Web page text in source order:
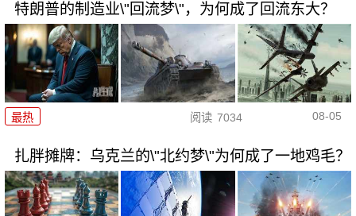
特朗普的制造业\"回流梦\"，为何成了回流东大？
最热 阅读 7034 08-05
扎胖摊牌：乌克兰的\"北约梦\"为何成了一地鸡毛？